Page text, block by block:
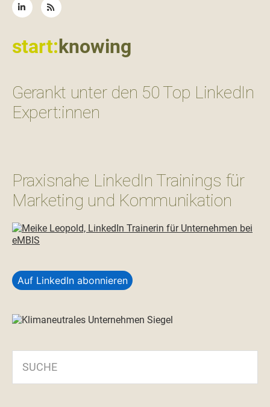
start:knowing
Gerankt unter den 50 Top LinkedIn
Expert:innen
Praxisnahe LinkedIn Trainings für
Marketing und Kommunikation
Auf LinkedIn abonnieren